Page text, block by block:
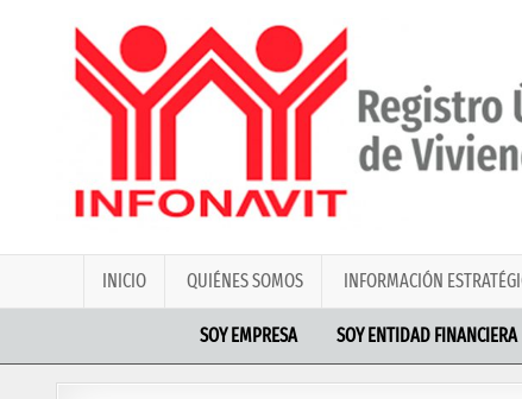
INICIO QUIÉNES SOMOS INFORMACIÓN
SOY EMPRESA SOY ENTIDAD FINANCIERA